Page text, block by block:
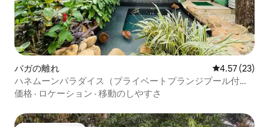
バガの離れ レビュー23
4.57 (23)
ハネムーンパラダイス（プライベートプランジプール付き
ワンルーム）
価格 · ロケーション · 移動のしやすさ